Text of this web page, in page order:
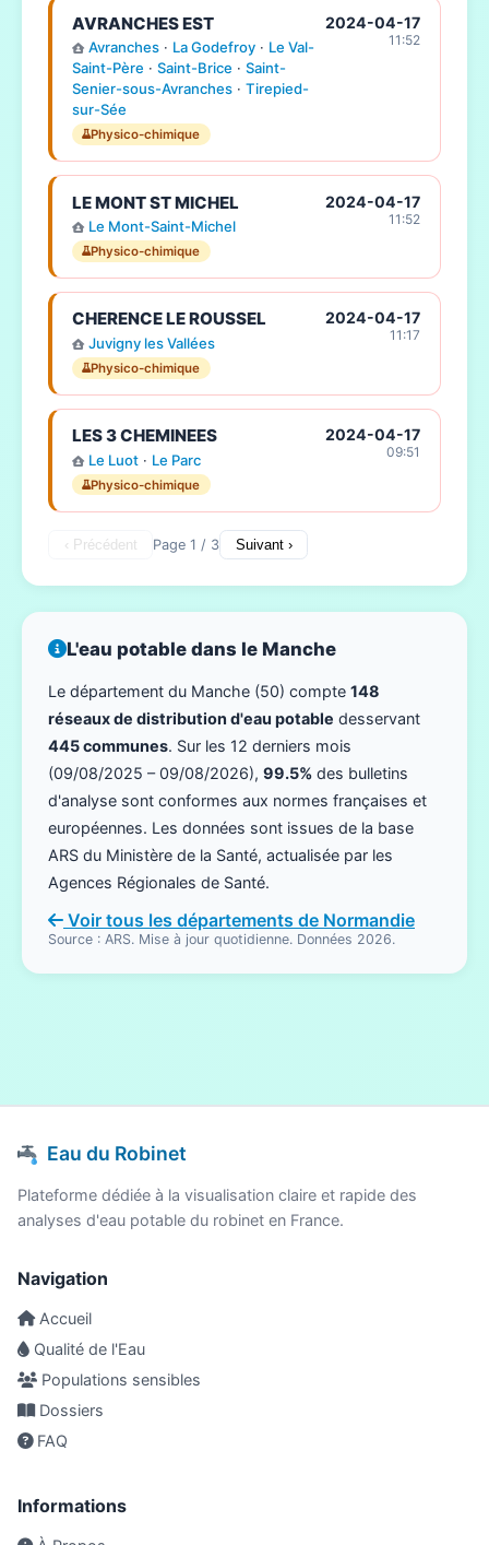
AVRANCHES EST
Avranches· La Godefroy· Le Val-
Saint-Père · Saint-Brice · Saint-
Senier-sous-Avranches· Tirepied-
sur-Sée
Physico-chimique
2024-04-17
11:52
LE MONT ST MICHEL
Le Mont-Saint-Michel
Physico-chimique
2024-04-17
11:52
CHERENCE LE ROUSSEL
Juvigny les Vallées
Physico-chimique
2024-04-17
11:17
LES 3 CHEMINEES
Le Luot· Le Parc
Physico-chimique
2024-04-17
09:51
‹ Précédent Page 1 / 3 Suivant ›
L'eau potable dans le Manche
Le département du Manche (50) compte 148
réseaux de distribution d'eau potable desservant
445 communes. Sur les 12 derniers mois
(09/08/2025 – 09/08/2026), 99.5% des bulletins
d'analyse sont conformes aux normes françaises et
européennes. Les données sont issues de la base
ARS du Ministère de la Santé, actualisée par les
Agences Régionales de Santé.
Voir tous les départements de Normandie
Source : ARS. Mise à jour quotidienne. Données 2026.
Eau du Robinet
Plateforme dédiée à la visualisation claire et rapide des
analyses d'eau potable du robinet en France.
Navigation
Accueil
Qualité de l'Eau
Populations sensibles
Dossiers
FAQ
Informations